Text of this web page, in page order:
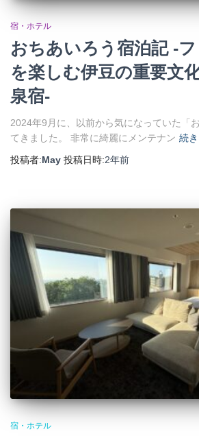
宿・ホテル
おちあいろう宿泊記 -
を楽しむ伊豆の重要文
泉宿-
2024年9月に、以前から気になっていた「
てきました。 非常に綺麗にメンテナン 続
投稿者:May 投稿日時:2年前
宿・ホテル